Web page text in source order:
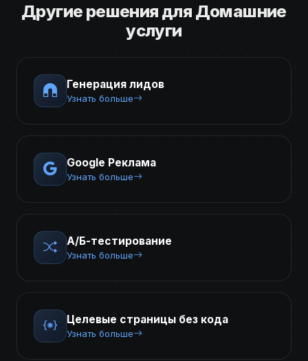
Другие решения для Домашние
услуги
Генерация лидов
Узнать больше
Google Реклама
Узнать больше
А/Б-тестирование
Узнать больше
Целевые страницы без кода
Узнать больше